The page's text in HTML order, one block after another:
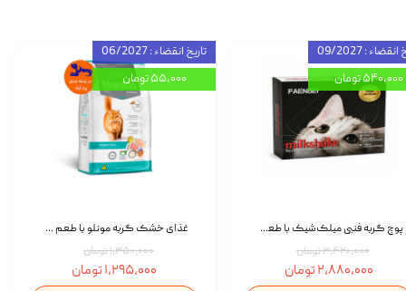
غذای خشک گربه مونلو با طعم گوشت پرندگان و ماهی سالمون Monello Adult Hairball Control وزن 1 کیلوگرم
۱,۳۵۰,۰۰۰ تومان
۱,۲۹۵,۰۰۰ تومان
تاریخ انقضاء : 06/2027
۵۵,۰۰۰ تومان
پوچ گربه فنبی میلک‌شیک با طعم مرغ Faenbei Cat Milk Shake Pouch بسته 12 عددی
۳,۴۲۰,۰۰۰ تومان
۲,۸۸۰,۰۰۰ تومان
: 09/2027
۵۴۰,۰۰۰ تومان